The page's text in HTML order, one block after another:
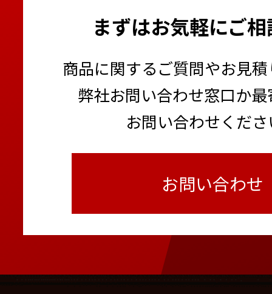
まずはお気軽にご
商品に関するご質問やお見
弊社お問い合わせ窓口か
お問い合わせくだ
お問い合わせ